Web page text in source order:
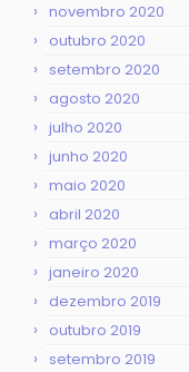
novembro 2020
outubro 2020
setembro 2020
agosto 2020
julho 2020
junho 2020
maio 2020
abril 2020
março 2020
janeiro 2020
dezembro 2019
outubro 2019
setembro 2019